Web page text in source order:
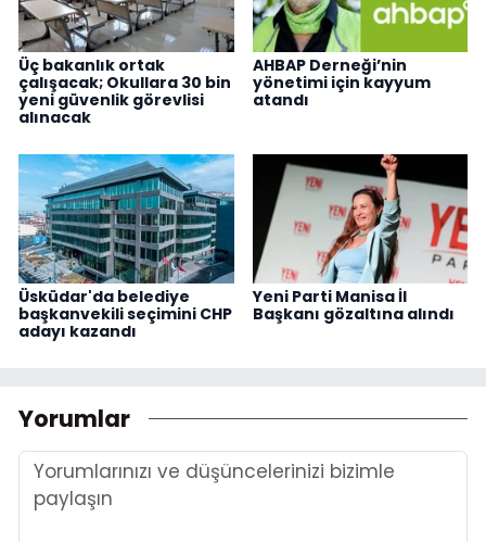
Üç bakanlık ortak
çalışacak; Okullara 30 bin
yeni güvenlik görevlisi
alınacak
AHBAP Derneği’nin
yönetimi için kayyum
atandı
Üsküdar'da belediye
başkanvekili seçimini CHP
adayı kazandı
Yeni Parti Manisa İl
Başkanı gözaltına alındı
Yorumlar